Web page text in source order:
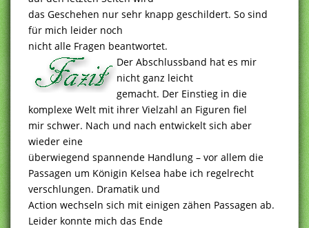
das Geschehen nur sehr knapp geschildert. So sind
für mich leider noch
nicht alle Fragen beantwortet.
Der Abschlussband hat es mir
nicht ganz leicht
gemacht. Der Einstieg in die
komplexe Welt mit ihrer Vielzahl an Figuren fiel
mir schwer. Nach und nach entwickelt sich aber
wieder eine
überwiegend spannende Handlung – vor allem die
Passagen um Königin Kelsea habe ich regelrecht
verschlungen. Dramatik und
Action wechseln sich mit einigen zähen Passagen ab.
Leider konnte mich das Ende